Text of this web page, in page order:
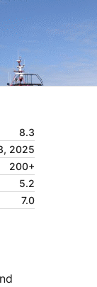
8.3
2025
200+
5.2
7.0